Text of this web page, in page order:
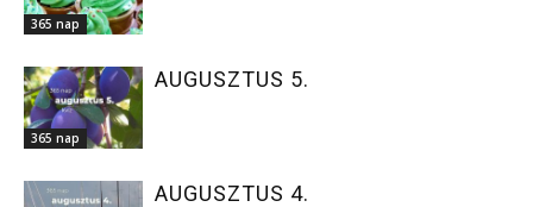
365 nap
365 nap
AUGUSZTUS 5.
AUGUSZTUS 4.